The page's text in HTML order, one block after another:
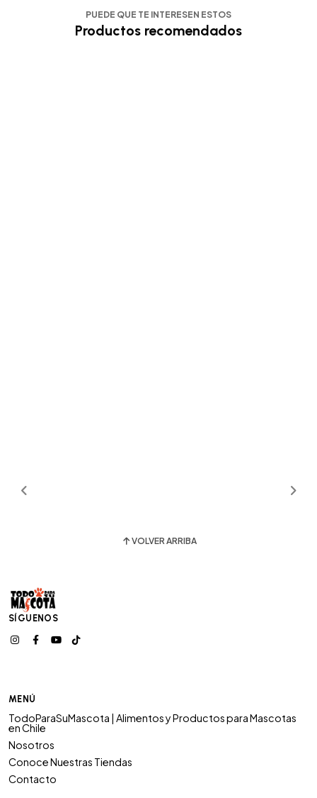
PUEDE QUE TE INTERESEN ESTOS
Productos recomendados
VOLVER ARRIBA
SÍGUENOS
MENÚ
TodoParaSuMascota | Alimentos y Productos para Mascotas
en Chile
Nosotros
Conoce Nuestras Tiendas
Contacto